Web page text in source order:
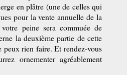
en plâtre (une de celles qui
pour la vente annuelle de la
votre peine sera commuée de
la deuxième partie de cette
peux rien faire. Et rendez-vous
ornementer agréablement